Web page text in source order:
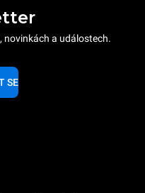
novinkách a událostech.
SE